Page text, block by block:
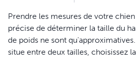
Prendre les mesures de votre
précise de déterminer la taille du
de poids ne sont
situe entre deux tailles, choisissez